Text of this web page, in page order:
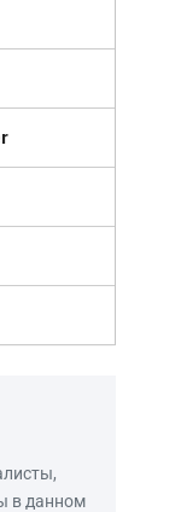
в данном